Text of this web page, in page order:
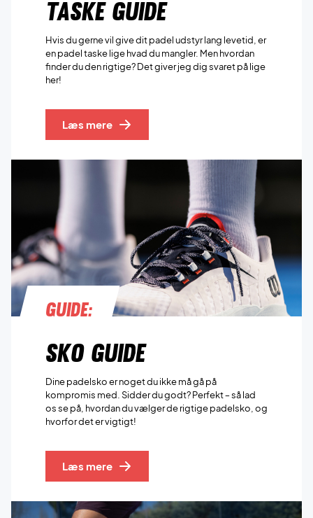
Taske guide
Hvis du gerne vil give dit padel udstyr lang levetid, er
en padel taske lige hvad du mangler. Men hvordan
finder du den rigtige? Det giver jeg dig svaret på lige
her!
Læs mere
Guide:
Sko guide
Dine padelsko er noget du ikke må gå på
kompromis med. Sidder du godt? Perfekt ‒ så lad
os se på, hvordan du vælger de rigtige padelsko, og
hvorfor det er vigtigt!
Læs mere